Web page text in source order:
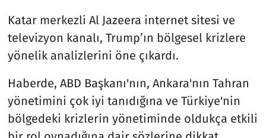
Katar merkezli Al Jazeera internet sitesi ve
televizyon kanalı, Trump’ın bölgesel krizlere
yönelik analizlerini öne çıkardı.
Haberde, ABD Başkanı'nın, Ankara'nın Tahran
yönetimini çok iyi tanıdığına ve Türkiye'nin
bölgedeki krizlerin yönetiminde oldukça etkili